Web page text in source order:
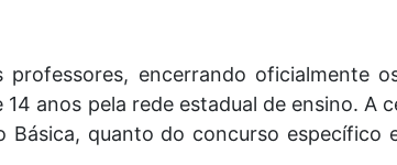
encerrando oficialmente
anos pela rede estadual de ensino. A
quanto do concurso específico